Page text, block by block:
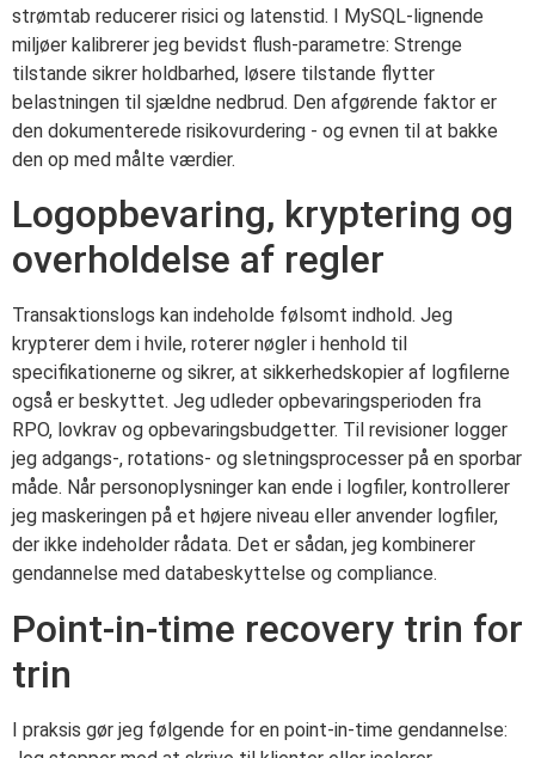
strømtab reducerer risici og latenstid. I MySQL-lignende
miljøer kalibrerer jeg bevidst flush-parametre: Strenge
tilstande sikrer holdbarhed, løsere tilstande flytter
belastningen til sjældne nedbrud. Den afgørende faktor er
den dokumenterede risikovurdering - og evnen til at bakke
den op med målte værdier.
Logopbevaring, kryptering og
overholdelse af regler
Transaktionslogs kan indeholde følsomt indhold. Jeg
krypterer dem i hvile, roterer nøgler i henhold til
specifikationerne og sikrer, at sikkerhedskopier af logfilerne
også er beskyttet. Jeg udleder opbevaringsperioden fra
RPO, lovkrav og opbevaringsbudgetter. Til revisioner logger
jeg adgangs-, rotations- og sletningsprocesser på en sporbar
måde. Når personoplysninger kan ende i logfiler, kontrollerer
jeg maskeringen på et højere niveau eller anvender logfiler,
der ikke indeholder rådata. Det er sådan, jeg kombinerer
gendannelse med databeskyttelse og compliance.
Point-in-time recovery trin for
trin
I praksis gør jeg følgende for en point-in-time gendannelse: